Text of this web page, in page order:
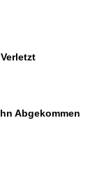
Abgekommen